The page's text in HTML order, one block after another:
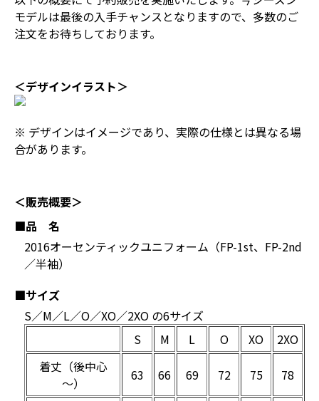
モデルは最後の入手チャンスとなりますので、多数のご
注文をお待ちしております。
＜デザインイラスト＞
※ デザインはイメージであり、実際の仕様とは異なる場
合があります。
＜販売概要＞
■品 名
2016オーセンティックユニフォーム（FP-1st、FP-2nd
／半袖）
■サイズ
S／M／L／O／XO／2XO の6サイズ
S
M L O XO
2XO
着丈（後中心
～）
63 66 69 72 75 78